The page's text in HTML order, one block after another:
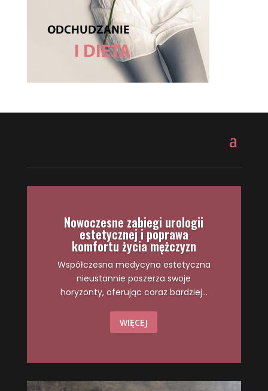
Nowoczesne zabiegi urologii
estetycznej i poprawa
komfortu życia mężczyzn
Współczesna medycyna estetyczna
nieustannie poszerza swoje
horyzonty, oferując coraz bardziej...
WIĘCEJ